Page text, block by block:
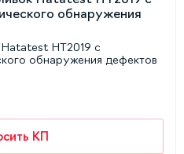
HT2019 с
обнаружения дефектов
КП